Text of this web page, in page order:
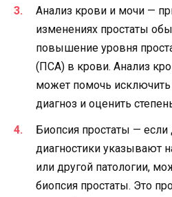
Анализ крови и мочи —
изменениях простаты
повышение уровня
(ПСА) в крови. Анализ
может помочь исключить
диагноз и оценить
Биопсия простаты —
диагностики указывают
или другой патологии,
биопсия простаты. Это